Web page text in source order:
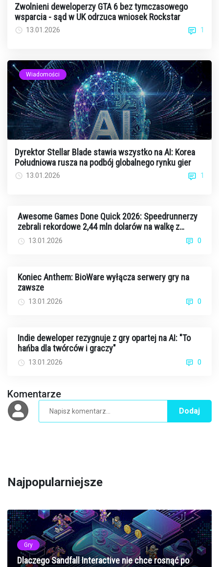
Zwolnieni deweloperzy GTA 6 bez tymczasowego
wsparcia - sąd w UK odrzuca wniosek Rockstar
13.01.2026 1
Wiadomości
Dyrektor Stellar Blade stawia wszystko na AI: Korea
Południowa rusza na podbój globalnego rynku gier
13.01.2026 1
Awesome Games Done Quick 2026: Speedrunnerzy
zebrali rekordowe 2,44 mln dolarów na walkę z
rakiem13.01.2026 0
Koniec Anthem: BioWare wyłącza serwery gry na
zawsze
13.01.2026 0
Indie deweloper rezygnuje z gry opartej na AI: "To
hańba dla twórców i graczy"
13.01.2026 0
Komentarze
Dodaj
Najpopularniejsze
Gry
Dlaczego Sandfall Interactive nie chce rosnąć po